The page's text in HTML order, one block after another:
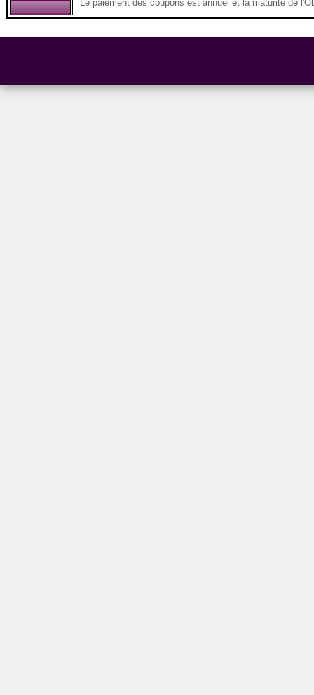
Le paiement des coupons est annuel et la maturité de